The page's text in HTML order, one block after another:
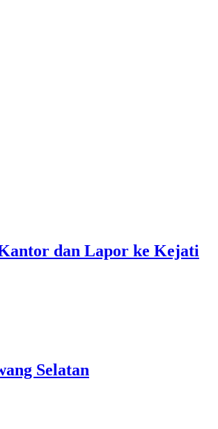
dan Lapor ke Kejati
Selatan